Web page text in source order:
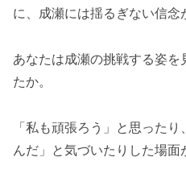
に、成瀬には揺るぎない信念
あなたは成瀬の挑戦する姿
たか。
「私も頑張ろう」と思った
んだ」と気づいたりした場面